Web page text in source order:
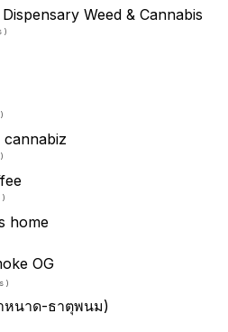
Weed & Cannabis
)
)
home
OG
)
หนาด-ธาตุพนม)